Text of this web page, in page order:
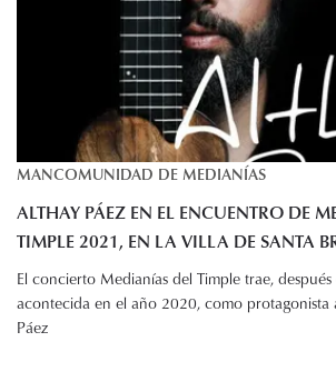
MANCOMUNIDAD DE MEDIANÍAS
ALTHAY PÁEZ EN EL ENCUENTRO DE
TIMPLE 2021, EN LA VILLA DE SANTA
El concierto Medianías del Timple trae, después
acontecida en el año 2020, como protagonista
Páez